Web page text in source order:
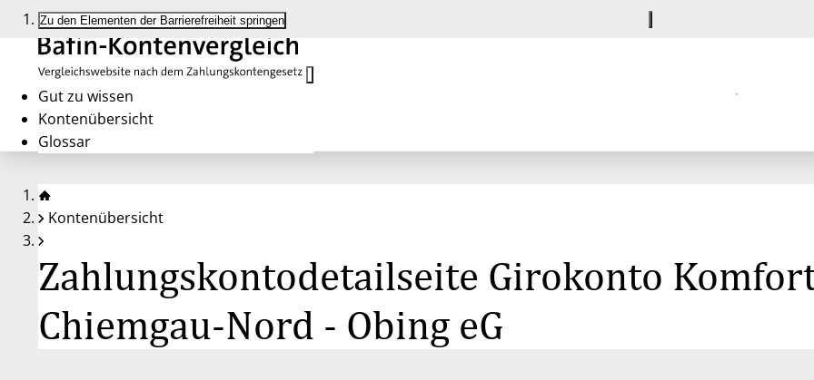
Zu den Elementen der Barrierefreiheit springen
Gut zu wissen
Kontenübersicht
Glossar
Kontenübersicht
Zahlungskontodetailseite Girokonto
Chiemgau-Nord - Obing eG